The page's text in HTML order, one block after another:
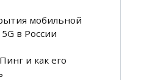
мобильной
в России
и как его